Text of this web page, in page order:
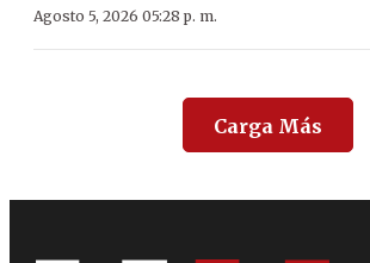
Agosto 5, 2026 05:28 p. m.
Carga Más